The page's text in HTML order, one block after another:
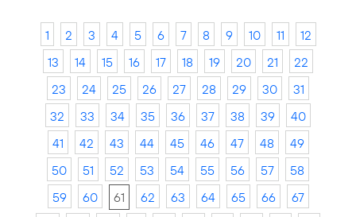
1 2 3 4 5 6 7 8 9 10 11
12
13
14 15 16 17 18 19 20 21
22
23
24 25 26 27 28 29 30
31
32
33 34 35 36 37 38 39
40
41
42 43 44 45 46 47 48
49
50
51 52 53 54 55 56 57
58
59
60 61 62 63 64 65 66
67